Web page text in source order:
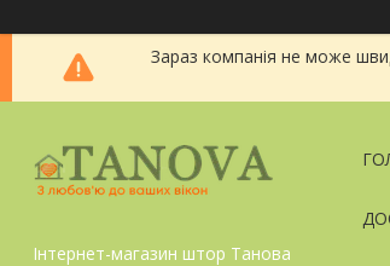
Зараз компанія не може
Інтернет-магазин штор Танова